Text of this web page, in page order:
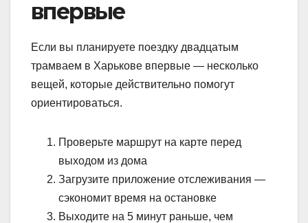
впервые
Если вы планируете поездку двадцатым
трамваем в Харькове впервые — несколько
вещей, которые действительно помогут
ориентироваться.
Проверьте маршрут на карте перед
выходом из дома
Загрузите приложение отслеживания —
сэкономит время на остановке
Выходите на 5 минут раньше, чем